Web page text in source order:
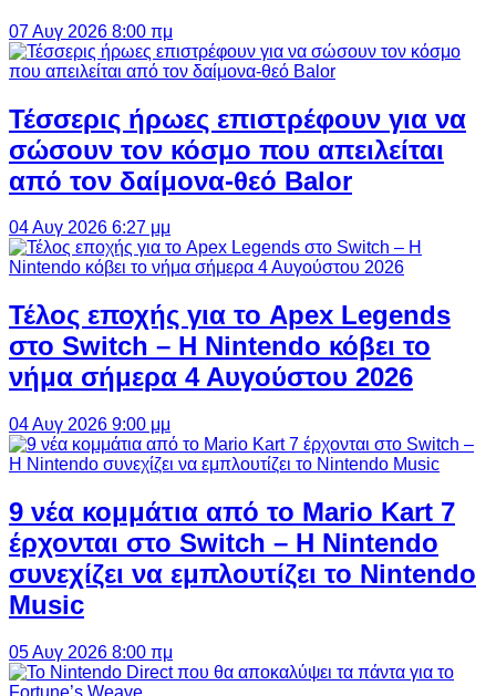
07 Αυγ 2026 8:00 πμ
Τέσσερις ήρωες επιστρέφουν για να
σώσουν τον κόσμο που απειλείται
από τον δαίμονα-θεό Balor
04 Αυγ 2026 6:27 μμ
Τέλος εποχής για το Apex Legends
στο Switch – Η Nintendo κόβει το
νήμα σήμερα 4 Αυγούστου 2026
04 Αυγ 2026 9:00 μμ
9 νέα κομμάτια από το Mario Kart 7
έρχονται στο Switch – Η Nintendo
συνεχίζει να εμπλουτίζει το Nintendo
Music
05 Αυγ 2026 8:00 πμ